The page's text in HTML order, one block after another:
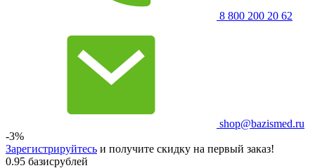
8 800 200 20 62
shop@bazismed.ru
-3%
Зарегистрируйтесь и получите скидку на первый заказ!
0.95 базисрублей